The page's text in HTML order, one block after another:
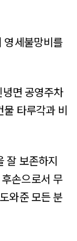
영세불망비를
면 공영주차
물 타루각과 비
잘 보존하지
손으로서 무
와준 모든 분